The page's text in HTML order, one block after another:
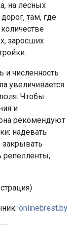
на лесных
там, где
заросших
и численность
увеличивается
Чтобы
и
рекомендуют
надевать
репелленты,
onlinebrest.by